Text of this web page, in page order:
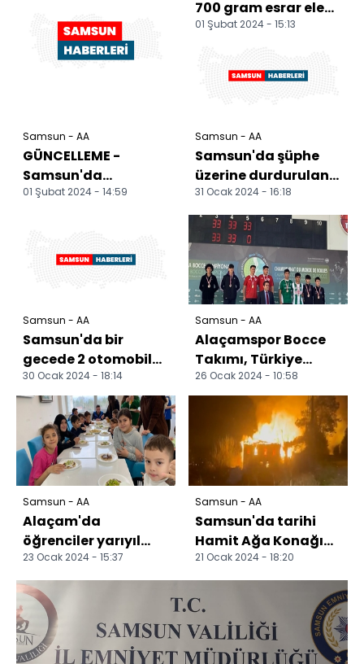
Samsun - AA
GÜNCELLEME -
Samsun'da
uyuşturucu
01 Şubat 2024 - 14:59
700 gram esrar ele
geçirildi
01 Şubat 2024 - 15:13
Samsun - AA
Samsun'da şüphe
üzerine durdurulan
araçtan silah ve
tüfek ele geçirildi
31 Ocak 2024 - 16:18
Samsun - AA
Samsun'da bir
gecede 2 otomobil
çalan şüpheli
yakalandı
30 Ocak 2024 - 18:14
Samsun - AA
Alaçamspor Bocce
Takımı, Türkiye
Şampiyonası'nda 2
madalya kazandı
26 Ocak 2024 - 10:58
Samsun - AA
Alaçam'da
öğrenciler yarıyıl
tatilinin keyfini
çıkarıyor
23 Ocak 2024 - 15:37
Samsun - AA
Samsun'da tarihi
Hamit Ağa Konağı
yandı
21 Ocak 2024 - 18:20